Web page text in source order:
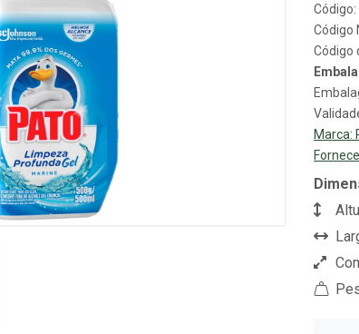
Código:
Código
Código
Marca: